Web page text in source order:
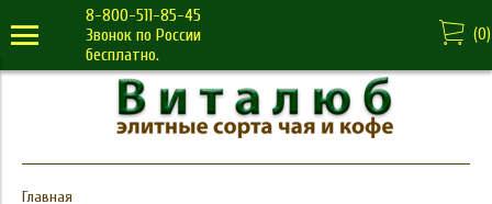
8-800-511-85-45
Звонок по России
бесплатно.
(0)
Главная